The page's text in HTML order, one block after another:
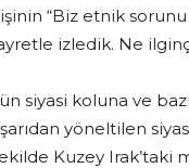
“Biz etnik
izledik. Ne
siyasi koluna ve
yöneltilen
Kuzey Irak’taki